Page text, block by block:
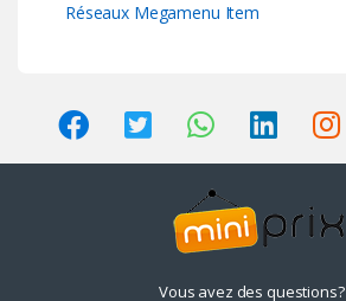
Réseaux Megamenu Item
Vous avez des questions?